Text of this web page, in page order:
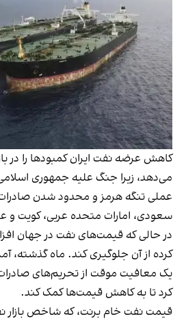
کاهش عرضه نفت ایران کمبودها را در
می‌دهد، زیرا جنگ علیه جمهوری
عملی تنگه هرمز و محدود شدن
سعودی، امارات متحده عربی، کویت
در حالی که قیمت‌های نفت در جهان
کرده از آن جلوگیری کند. ماه گذشته،
یک معافیت موقت از تحریم‌های صادرات
کرد تا به کاهش قیمت‌ها کمک کند.
قیمت نفت خام برنت، که شاخص